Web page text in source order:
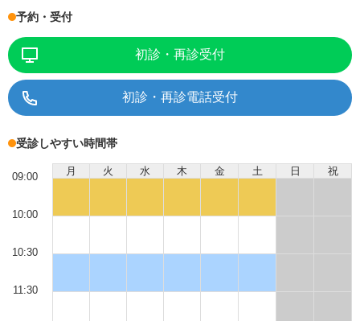
予約・受付
初診・再診受付
初診・再診電話受付
受診しやすい時間帯
月 火 水 木 金 土 日 祝
09:00
10:00
10:30
11:30